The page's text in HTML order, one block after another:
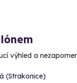
výhled a
(Strakonice)